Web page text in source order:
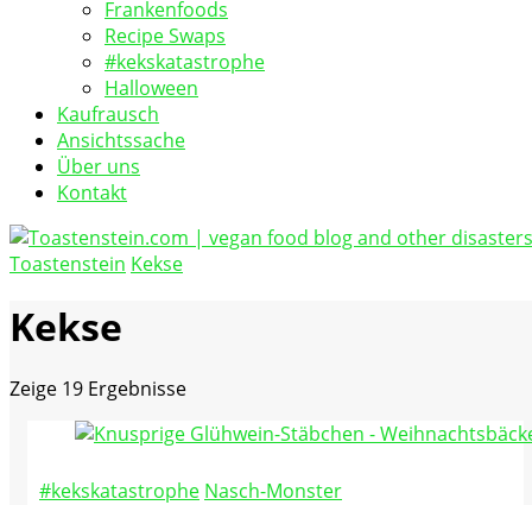
Frankenfoods
Recipe Swaps
#kekskatastrophe
Halloween
Kaufrausch
Ansichtssache
Über uns
Kontakt
Toastenstein.com
Toastenstein Kekse
Kekse
Zeige 19 Ergebnisse
#kekskatastrophe Nasch-Monster